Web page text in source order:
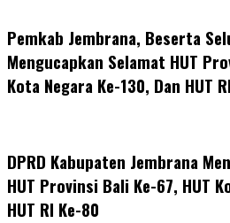
Pemkab Jembrana, Beserta
Mengucapkan Selamat HUT
Kota Negara Ke-130, Dan HUT
DPRD Kabupaten Jembrana
HUT Provinsi Bali Ke-67, HUT
HUT RI Ke-80